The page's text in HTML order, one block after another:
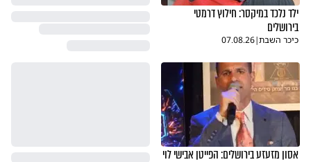
ילד נלכד במיקסר: חילוץ דרמטי
בירושלים
כיכר השבת|
07.08.26
אסון מזעזע בירושלים: הפייטן אבישי לוי